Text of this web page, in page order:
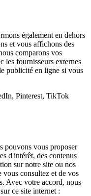
également en dehors
et vous affichons des
comparons vos
les fournisseurs externes
publicité en ligne si vous
Pinterest, TikTok
pouvons vous proposer
d'intérêt, des contenus
sur notre site ou nos
vous consultez et de vos
Avec votre accord, nous
ce site internet :